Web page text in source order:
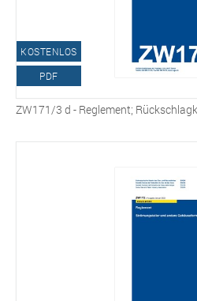
KOSTENLOS
PDF
ZW171/3 d - Reglement;